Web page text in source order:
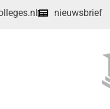
nieuwsbrief